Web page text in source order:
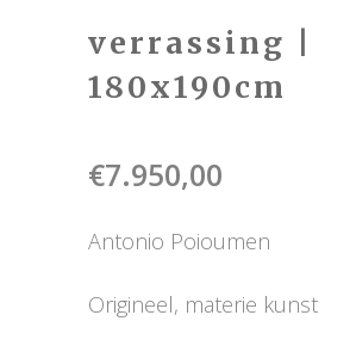
verrassing |
180x190cm
€7.950,00
Antonio Poioumen
Origineel, materie kunst